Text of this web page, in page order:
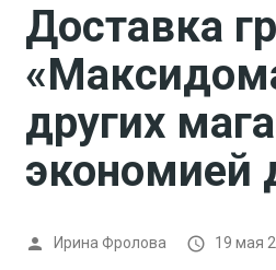
Доставка
других
экономией
 Ирина Фролова  19 мая